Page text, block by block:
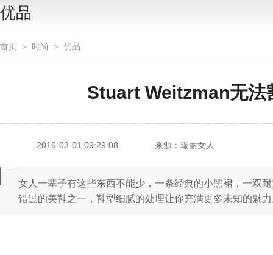
优品
首页 > 时尚 > 优品
Stuart Weitzman无法
2016-03-01 09:29:08 来源：瑞丽女人
女人一辈子有这些东西不能少，一条经典的小黑裙，一双
错过的美鞋之一，鞋型细腻的处理让你充满更多未知的魅